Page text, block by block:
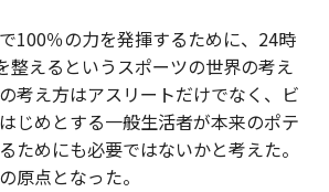
100％の力を発揮するために、24時
整えるというスポーツの世界の考え
考え方はアスリートだけでなく、ビ
じめとする一般生活者が本来のポテ
ためにも必要ではないかと考えた。
原点となった。